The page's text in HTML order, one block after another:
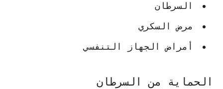
السرطان
مرض السكري
أمراض الجهاز التنفسي
الحماية من السرطان